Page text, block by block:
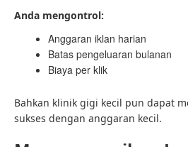
Anda mengontrol:
Anggaran iklan harian
Batas pengeluaran bulanan
Biaya per klik
Bahkan klinik gigi kecil pun dapat
sukses dengan anggaran kecil.